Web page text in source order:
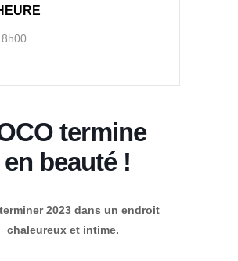
termine
en beauté !
2023 dans un endroit
chaleureux et intime.